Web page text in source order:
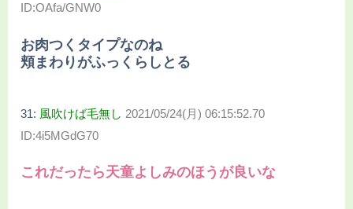
ID:OAfa/GNW0
お肉つくタイプなのね
頬まわりがふっくらしとる
31: 風吹けば毛無し 2021/05/24(月) 06:15:52.70
ID:4i5MGdG70
これだったら天童よしみのほうが良いな